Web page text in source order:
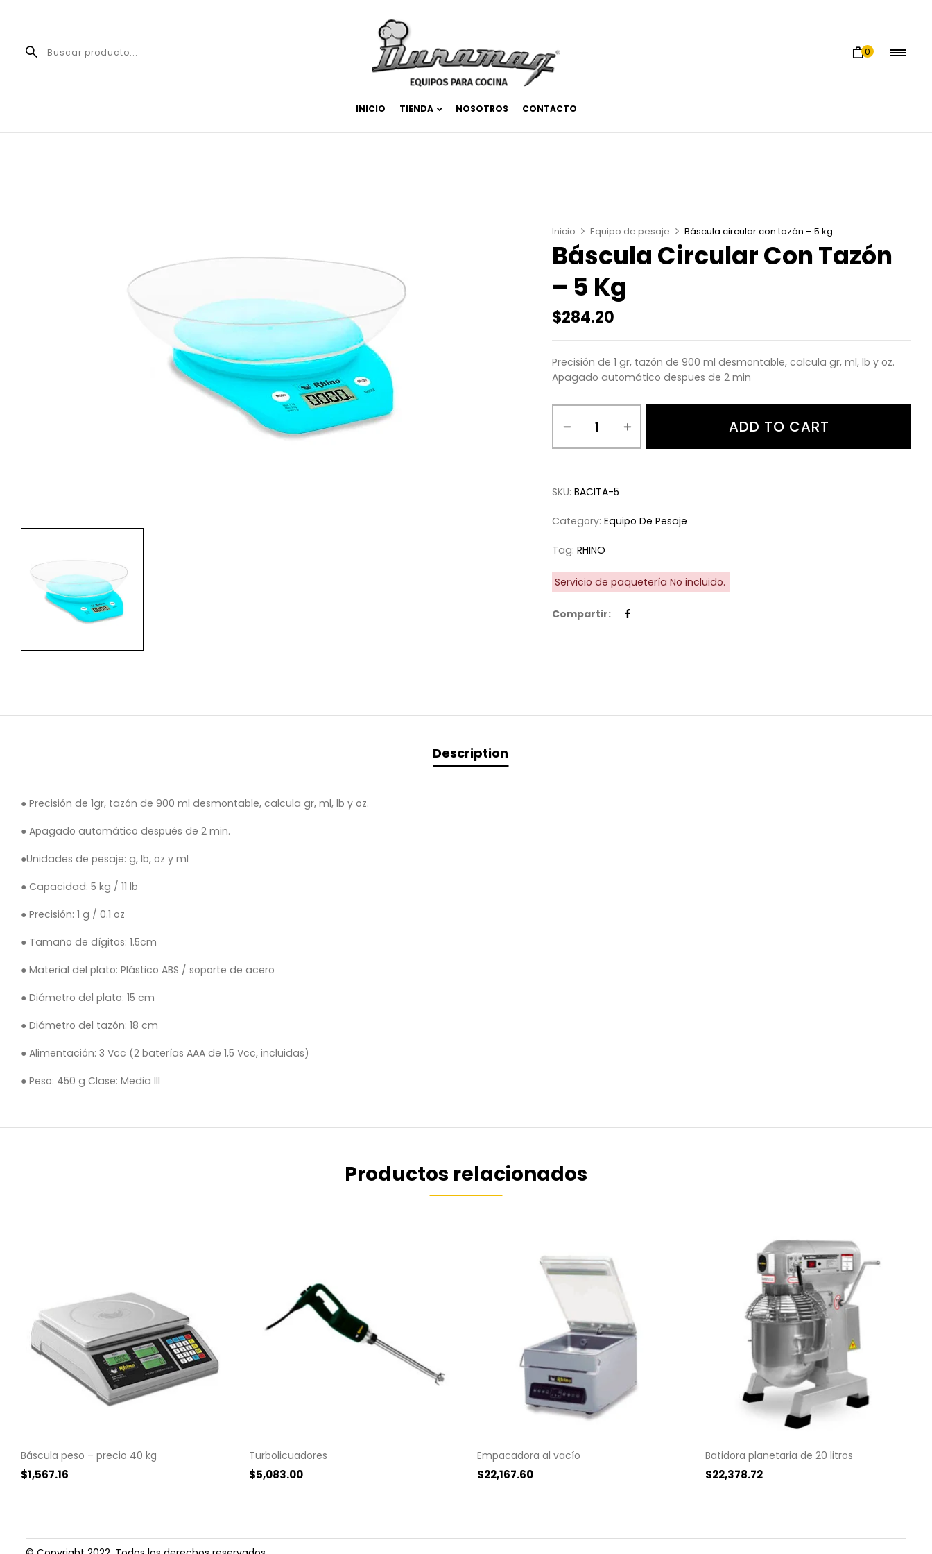
0
INICIO TIENDA NOSOTROS CONTACTO
Inicio Equipo de pesaje Báscula circular con tazón – 5 kg
Báscula Circular Con Tazón
– 5 Kg
$284.20
Precisión de 1 gr, tazón de 900 ml desmontable, calcula gr, ml, lb y oz.
Apagado automático despues de 2 min
circular
-
5
quantity
ADD TO CART
SKU:BACITA-5
Category:Equipo De Pesaje
Tag:RHINO
Servicio de paquetería No incluido.
Compartir:
Description
● Precisión de 1gr, tazón de 900 ml desmontable, calcula gr, ml, lb y oz.
● Apagado automático después de 2 min.
●Unidades de pesaje: g, lb, oz y ml
● Capacidad: 5 kg / 11 lb
● Precisión: 1 g / 0.1 oz
● Tamaño de dígitos: 1.5cm
● Material del plato: Plástico ABS / soporte de acero
● Diámetro del plato: 15 cm
● Diámetro del tazón: 18 cm
● Alimentación: 3 Vcc (2 baterías AAA de 1,5 Vcc, incluidas)
● Peso: 450 g Clase: Media III
Productos relacionados
Báscula peso – precio 40 kg
$1,567.16
Turbolicuadores
$5,083.00
Empacadora al vacío
$22,167.60
Batidora planetaria de 20 litros
$22,378.72